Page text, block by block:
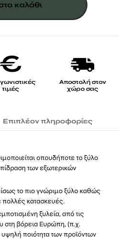
καλάθι
τιμές
Αποστολή στον
χώρο σας
Επιπλέον πληροφορίες
οπουδήποτε το ξύλο
των εξωτερικών
το πιο γνώριμο ξύλο καθώς
πολλές κατασκευές.
ξυλεία, από τις
στη βόρεια Ευρώπη, (π.χ.
υψηλή ποιότητα των προϊόντων